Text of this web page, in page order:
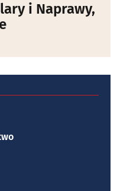
i Naprawy,